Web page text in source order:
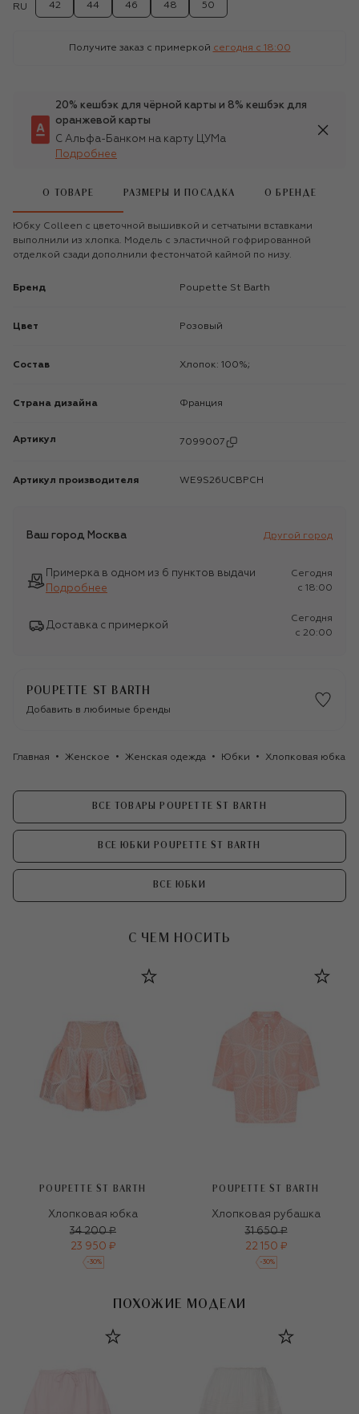
RU 42 44 46 48 50
Получите заказ с примеркой сегодня c 18:00
20% кешбэк для чёрной карты и 8% кешбэк для
оранжевой карты
С Альфа-Банком на карту ЦУМа
Подробнее
О ТОВАРЕ РАЗМЕРЫ И ПОСАДКА О БРЕНДЕ
Юбку Colleen с цветочной вышивкой и сетчатыми вставками
выполнили из хлопка. Модель с эластичной гофрированной
отделкой сзади дополнили фестончатой каймой по низу.
Бренд Poupette St Barth
Цвет Розовый
Состав Хлопок: 100%;
Страна дизайна Франция
Артикул 7099007
Артикул производителя WE9S26UCBPCH
Ваш город Москва Другой город
Примерка в одном из 6 пунктов выдачи
Подробнее
Сегодня
c 18:00
Доставка с примеркой
Сегодня
c 20:00
POUPETTE ST BARTH
Добавить в любимые бренды
Главная Женское Женская одежда Юбки Хлопковая юбка
ВСЕ ТОВАРЫ POUPETTE ST BARTH
ВСЕ ЮБКИ POUPETTE ST BARTH
ВСЕ ЮБКИ
С ЧЕМ НОСИТЬ
POUPETTE ST BARTH
Хлопковая юбка
34 200 ₽
23 950 ₽
-30%
POUPETTE ST BARTH
Хлопковая рубашка
31 650 ₽
22 150 ₽
-30%
ПОХОЖИЕ МОДЕЛИ